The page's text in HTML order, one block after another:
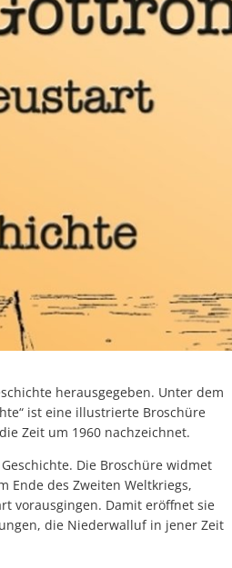
herausgegeben. Unter dem
ist eine illustrierte Broschüre
Zeit um 1960 nachzeichnet.
Die Broschüre widmet
Ende des Zweiten Weltkriegs,
vorausgingen. Damit eröffnet sie
die Niederwalluf in jener Zeit